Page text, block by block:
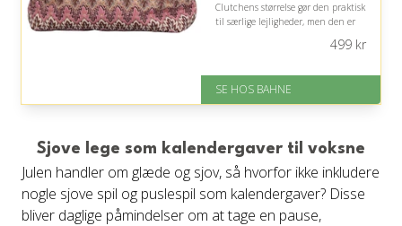
Clutchens størrelse gør den praktisk
til særlige lejligheder, men den er
På lager
Levering: 1-3 hverdage
på 4.3 ud af 5
499kr
SE HOS BAHNE
Sjove lege som kalendergaver til voksne
Julen handler om glæde og sjov, så hvorfor ikke inkludere
nogle sjove spil og puslespil som kalendergaver? Disse
bliver daglige påmindelser om at tage en pause,